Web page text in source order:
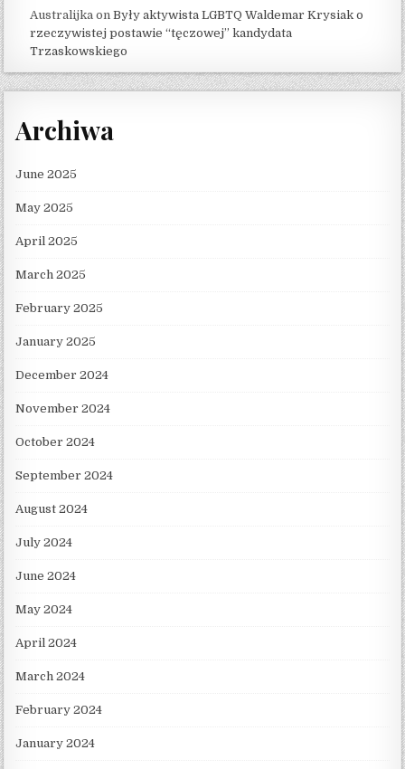
Australijka onByły aktywista LGBTQ Waldemar Krysiak o
rzeczywistej postawie “tęczowej” kandydata
Trzaskowskiego
Archiwa
June 2025
May 2025
April 2025
March 2025
February 2025
January 2025
December 2024
November 2024
October 2024
September 2024
August 2024
July 2024
June 2024
May 2024
April 2024
March 2024
February 2024
January 2024